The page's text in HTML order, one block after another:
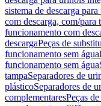
sistema de descarga
com descarga, com/para
funcionamento com
descargaPeças de
funcionamento sem água
funcionamento sem água
tampaSeparadores de
plásticoSeparadores de
complementaresPeças